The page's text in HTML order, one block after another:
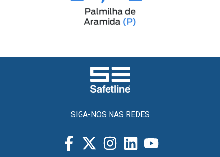
SIGA-NOS NAS REDES